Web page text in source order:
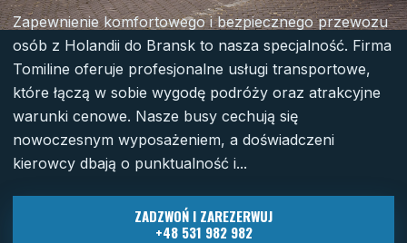
Zapewnienie komfortowego i bezpiecznego przewozu
osób z Holandii do Bransk to nasza specjalność. Firma
Tomiline oferuje profesjonalne usługi transportowe,
które łączą w sobie wygodę podróży oraz atrakcyjne
warunki cenowe. Nasze busy cechują się
nowoczesnym wyposażeniem, a doświadczeni
kierowcy dbają o punktualność i...
ZADZWOŃ I ZAREZERWUJ
+48 531 982 982